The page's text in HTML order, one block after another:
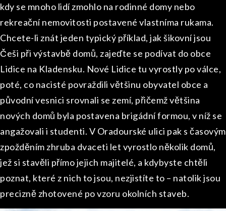
kdy se mnoho lidí zmohlo na rodinné domy nebo
rekreační nemovitosti postavené vlastníma rukama.
Chcete-li znát jeden typický příklad, jak šikovní jsou
Češi při výstavbě domů, zajeďte se podívat do obce
Lidice na Kladensku. Nové Lidice tu vyrostly po válce,
poté, co nacisté povraždili většinu obyvatel obce a
původní vesnici srovnali se zemí, přičemž většina
nových domů byla postavena brigádní formou, v níž se
angažovali i studenti. V Oradourské ulici pak s časovým
zpožděním zhruba dvaceti let vyrostlo několik domů,
jež si stavěli přímo jejich majitelé, a kdybyste chtěli
poznat, které z nich to jsou, nezjistíte to – natolik jsou
precizně zhotovené po vzoru okolních staveb.